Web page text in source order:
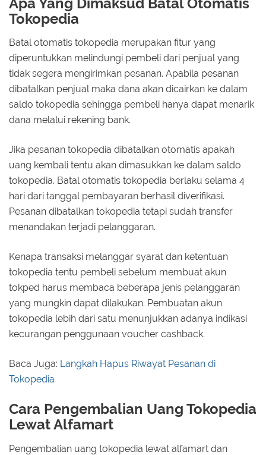
Tokopedia
Batal otomatis tokopedia merupakan fitur yang
diperuntukkan melindungi pembeli dari penjual yang
tidak segera mengirimkan pesanan. Apabila pesanan
dibatalkan penjual maka dana akan dicairkan ke dalam
saldo tokopedia sehingga pembeli hanya dapat menarik
dana melalui rekening bank.
Jika pesanan tokopedia dibatalkan otomatis apakah
uang kembali tentu akan dimasukkan ke dalam saldo
tokopedia. Batal otomatis tokopedia berlaku selama 4
hari dari tanggal pembayaran berhasil diverifikasi.
Pesanan dibatalkan tokopedia tetapi sudah transfer
menandakan terjadi pelanggaran.
Kenapa transaksi melanggar syarat dan ketentuan
tokopedia tentu pembeli sebelum membuat akun
tokped harus membaca beberapa jenis pelanggaran
yang mungkin dapat dilakukan. Pembuatan akun
tokopedia lebih dari satu menunjukkan adanya indikasi
kecurangan penggunaan voucher cashback.
Baca Juga: Langkah Hapus Riwayat Pesanan di
Tokopedia
Cara Pengembalian Uang Tokopedia
Lewat Alfamart
Pengembalian uang tokopedia lewat alfamart dan